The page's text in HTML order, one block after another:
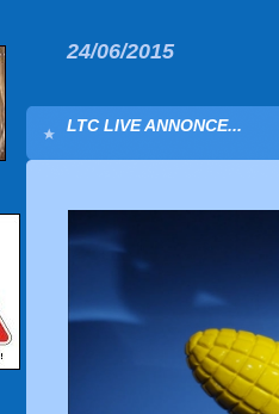
24/06/2015
LTC LIVE ANNONCE...